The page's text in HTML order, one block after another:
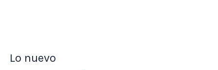
Lo nuevo